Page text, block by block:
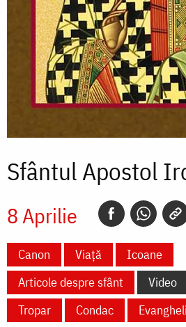
Sfântul Apostol
8 Aprilie
Canon Viață
Icoane
Articole despre sfânt
Video
Tropar
Condac